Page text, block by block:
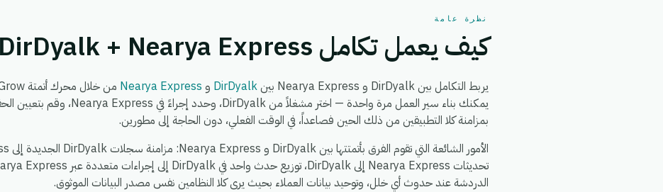
نظرة عامة
كيف يعمل تكامل DirDyalk + Nearya Express
يربط التكامل بين DirDyalk و Nearya Express بين DirDyalk و Nearya Express
بمزامنة كلا التطبيقين من ذلك الحين فصاعداً، في الوقت الفعلي، دون الحاجة إلى مطورين.
الدردشة عند حدوث أي خلل، وتوحيد بيانات العملاء بحيث يرى كلا النظامين نفس مصدر البيانات الموثوق.